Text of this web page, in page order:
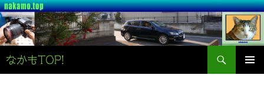
なかもTOP!
検
索